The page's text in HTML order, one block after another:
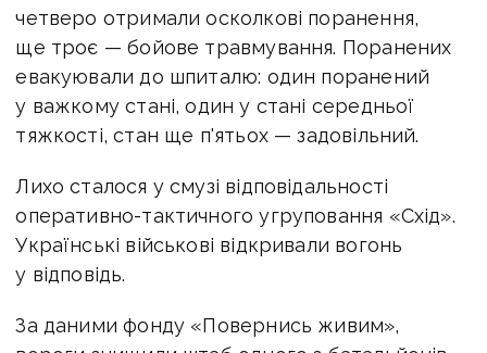
четверо отримали осколкові поранення,
ще троє — бойове травмування. Поранених
евакуювали до шпиталю: один поранений
у важкому стані, один у стані середньої
тяжкості, стан ще п'ятьох — задовільний.
Лихо сталося у смузі відповідальності
оперативно-тактичного угруповання «Схід».
Українські військові відкривали вогонь
у відповідь.
За даними фонду «Повернись живим»,